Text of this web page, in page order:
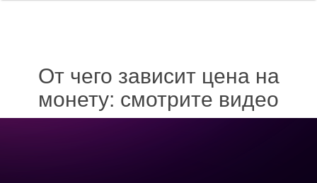
От чего зависит цена на
монету: смотрите видео